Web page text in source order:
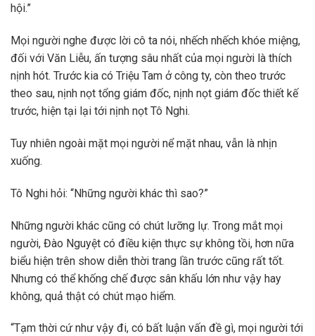
hội.”
Mọi người nghe được lời cô ta nói, nhếch nhếch khóe miệng,
đối với Văn Liễu, ấn tượng sâu nhất của mọi người là thích
nịnh hót. Trước kia có Triệu Tam ở công ty, còn theo trước
theo sau, nịnh nọt tổng giám đốc, nịnh nọt giám đốc thiết kế
trước, hiện tại lại tới nịnh nọt Tô Nghi.
Tuy nhiên ngoài mặt mọi người nể mặt nhau, vẫn là nhịn
xuống.
Tô Nghi hỏi: “Những người khác thì sao?”
Những người khác cũng có chút lưỡng lự. Trong mắt mọi
người, Đào Nguyệt có điều kiện thực sự không tồi, hơn nữa
biểu hiện trên show diễn thời trang lần trước cũng rất tốt.
Nhưng có thể khống chế được sân khấu lớn như vậy hay
không, quả thật có chút mạo hiểm.
“Tạm thời cứ như vậy đi, có bất luận vấn đề gì, mọi người tới